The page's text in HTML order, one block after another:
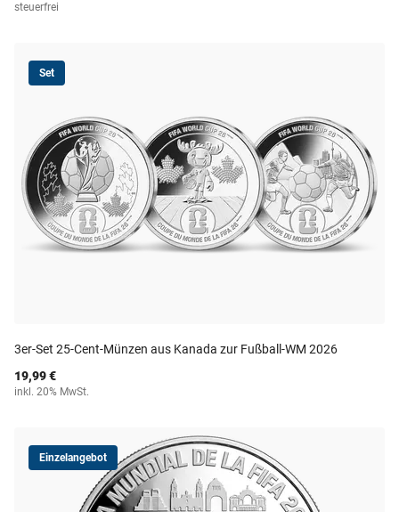
steuerfrei
Set
3er-Set 25-Cent-Münzen aus Kanada zur Fußball-WM 2026
19,99 €
inkl. 20% MwSt.
Einzelangebot